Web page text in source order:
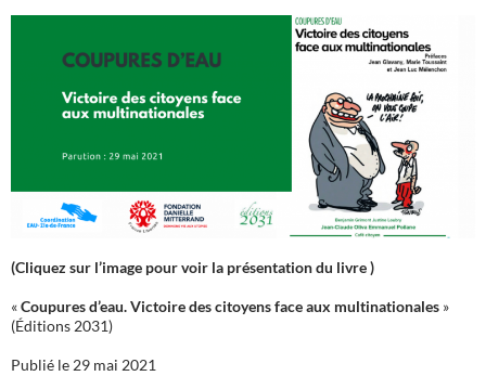
(Cliquez sur l’image pour voir la présentation du livre )
«Coupures d’eau. Victoire des citoyens face aux multinationales »
(Éditions 2031)
Publié le 29 mai 2021